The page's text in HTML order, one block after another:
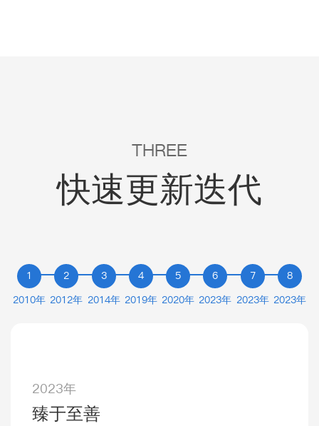
THREE
快速更新迭代
1
2010年
2
2012年
3
2014年
4
2019年
5
2020年
6
2023年
7
2023年
8
2023年
2023年
臻于至善